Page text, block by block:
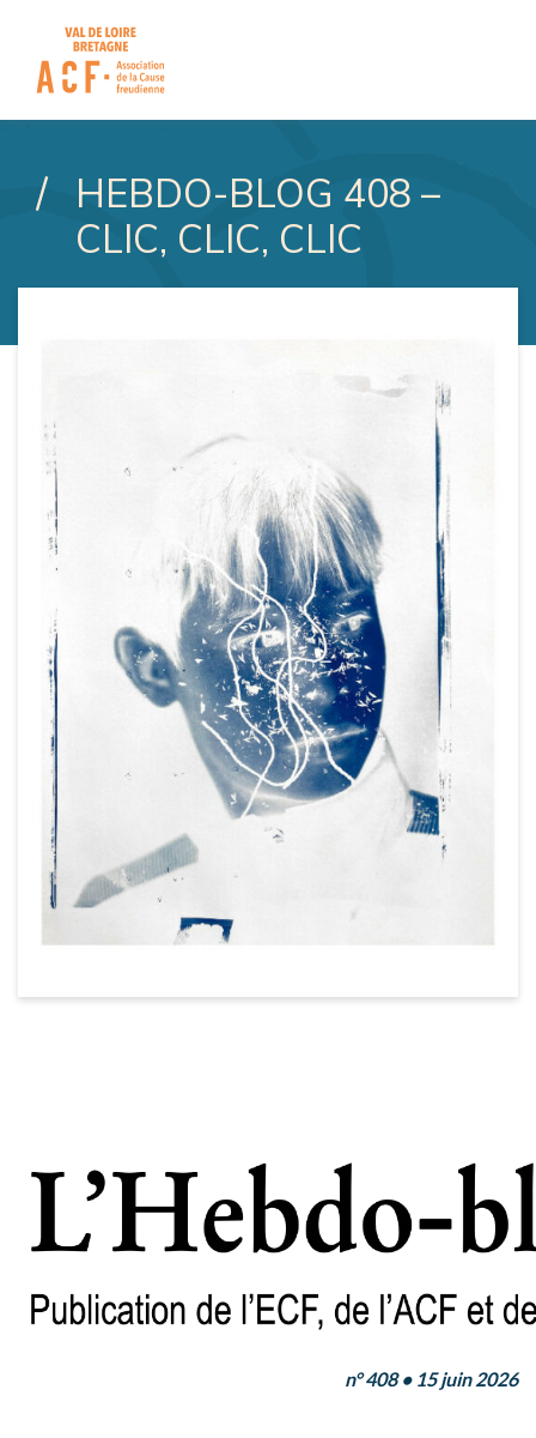
ASSOCIATION DE LA
HEBDO-BLOG 408 –
CLIC, CLIC, CLIC
n°408• 15juin 2026